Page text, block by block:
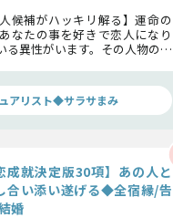
候補がハッキリ解る】運命の
なたの事を好きで恋人になり
る異性がいます。その人物の想
アリスト◆サラサまみ
成就決定版30項】あの人と
合い添い遂げる◆全宿縁/告
婚